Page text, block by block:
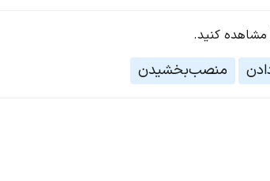
مشاهده کنید.
منصب‌بخشیدن